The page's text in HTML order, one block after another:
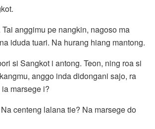
anggimu pe nangkin, nagoso ma
iduda tuari. Na hurang hiang mantong.
si Sangkot i antong. Teon, ning roa si
anggo inda didongani sajo, ra
marsege i?
centeng lalana tie? Na marsege do